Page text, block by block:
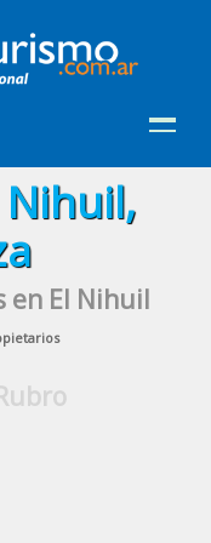
Nihuil,
en El Nihuil